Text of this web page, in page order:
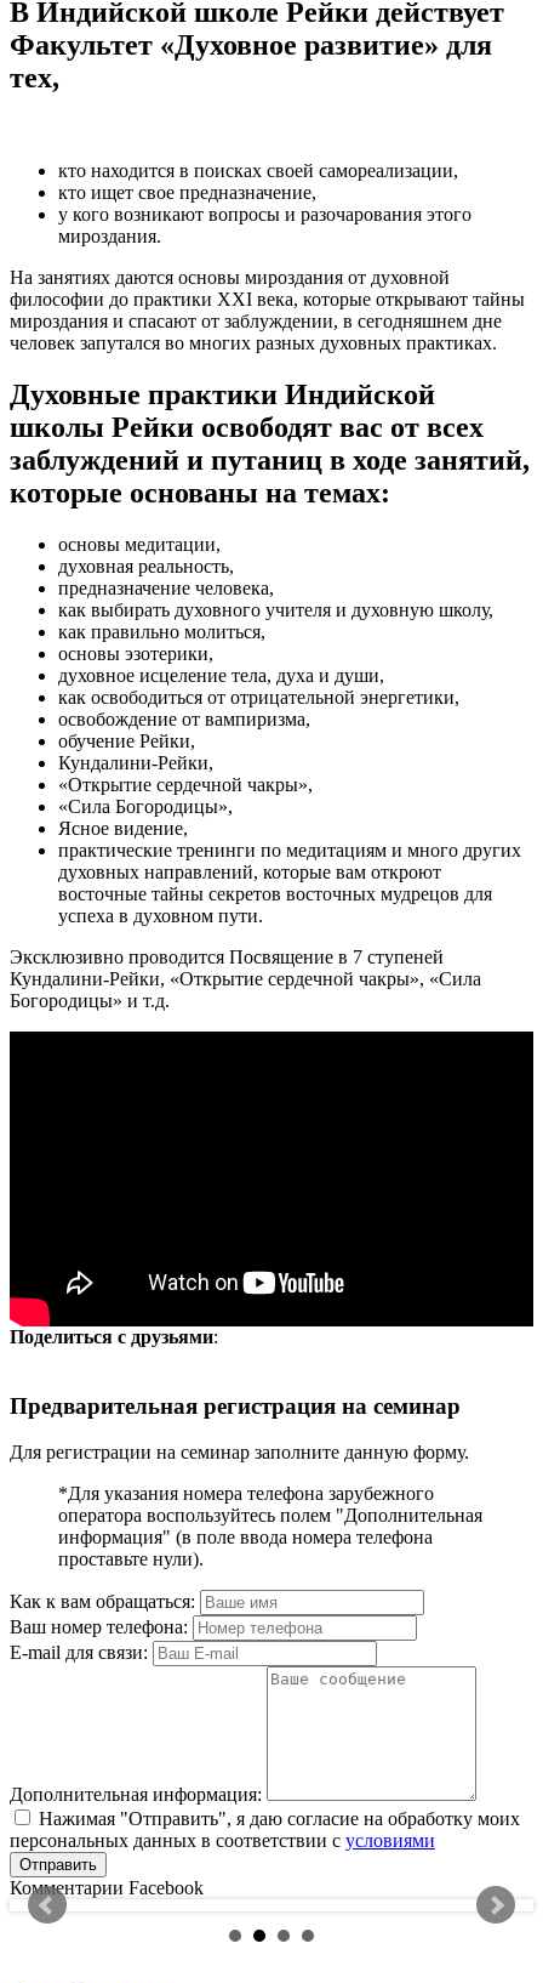
В Индийской школе Рейки действует
Факультет «Духовное развитие» для
тех,
кто находится в поисках своей самореализации,
кто ищет свое предназначение,
у кого возникают вопросы и разочарования этого
мироздания.
На занятиях даются основы мироздания от духовной
философии до практики XXI века, которые открывают тайны
мироздания и спасают от заблуждении, в сегодняшнем дне
человек запутался во многих разных духовных практиках.
Духовные практики Индийской
школы Рейки освободят вас от всех
заблуждений и путаниц в ходе занятий,
которые основаны на темах:
основы медитации,
духовная реальность,
предназначение человека,
как выбирать духовного учителя и духовную школу,
как правильно молиться,
основы эзотерики,
духовное исцеление тела, духа и души,
как освободиться от отрицательной энергетики,
освобождение от вампиризма,
обучение Рейки,
Кундалини-Рейки,
«Открытие сердечной чакры»,
«Сила Богородицы»,
Ясное видение,
практические тренинги по медитациям и много других
духовных направлений, которые вам откроют
восточные тайны секретов восточных мудрецов для
успеха в духовном пути.
Эксклюзивно проводится Посвящение в 7 ступеней
Кундалини-Рейки, «Открытие сердечной чакры», «Сила
Богородицы» и т.д.
Поделиться с друзьями:
Предварительная регистрация на семинар
Для регистрации на семинар заполните данную форму.
*Для указания номера телефона зарубежного
оператора воспользуйтесь полем "Дополнительная
информация" (в поле ввода номера телефона
проставьте нули).
Как к вам обращаться:
Ваш номер телефона:
E-mail для связи:
Дополнительная информация:
Нажимая "Отправить", я даю согласие на обработку моих
персональных данных в соответствии с условиями
Комментарии Facebook